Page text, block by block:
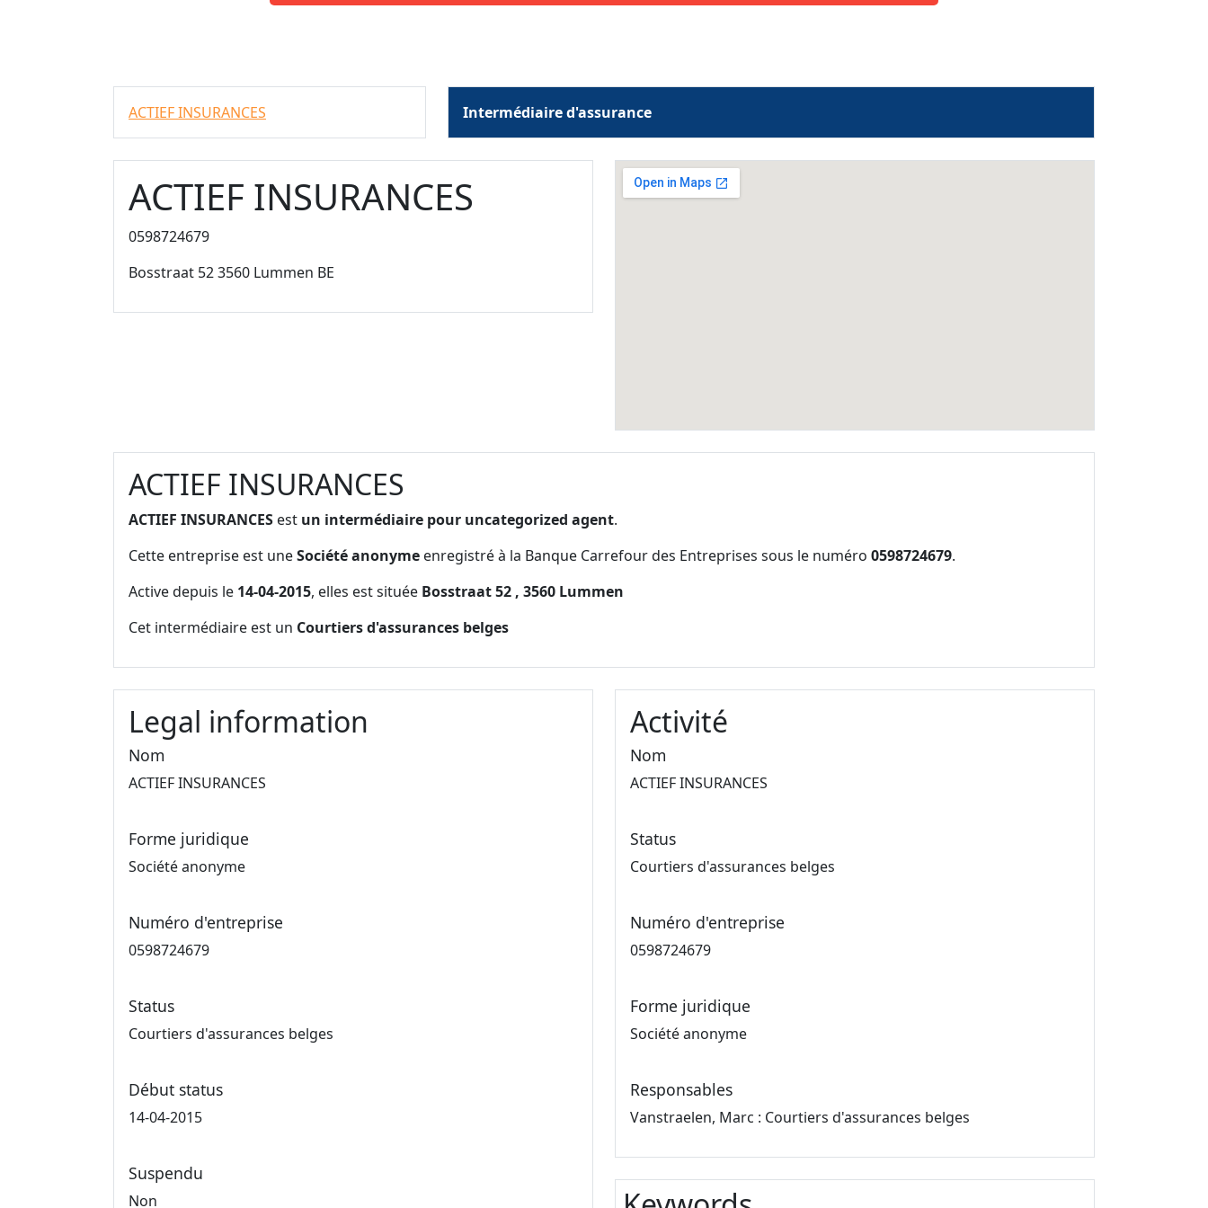
ACTIEF INSURANCES Intermédiaire d'assurance
ACTIEF INSURANCES
0598724679
Bosstraat 52 3560 Lummen BE
ACTIEF INSURANCES
ACTIEF INSURANCES est un intermédiaire pour uncategorized agent.
Cette entreprise est uneSociété anonyme enregistré à la Banque Carrefour des Entreprises sous le numéro 0598724679.
Active depuis le 14-04-2015, elles est située Bosstraat 52 , 3560 Lummen
Cet intermédiaire est un Courtiers d'assurances belges
Legal information
Nom
ACTIEF INSURANCES
Forme juridique
Société anonyme
Numéro d'entreprise
0598724679
Status
Courtiers d'assurances belges
Début status
14-04-2015
Suspendu
Non
Activité
Nom
ACTIEF INSURANCES
Status
Courtiers d'assurances belges
Numéro d'entreprise
0598724679
Forme juridique
Société anonyme
Responsables
Vanstraelen, Marc : Courtiers d'assurances belges